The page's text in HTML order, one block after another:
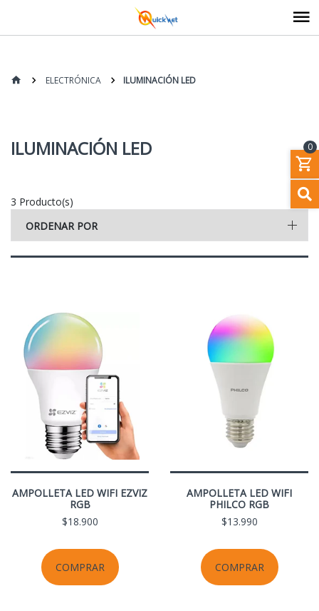
0
ELECTRÓNICA ILUMINACIÓN LED
ILUMINACIÓN LED
3 Producto(s)
ORDENAR POR
AMPOLLETA LED WIFI EZVIZ
RGB
$18.900
COMPRAR
AMPOLLETA LED WIFI
PHILCO RGB
$13.990
COMPRAR